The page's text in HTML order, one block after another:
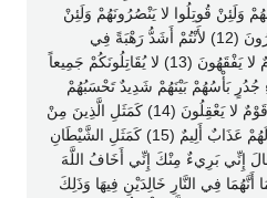
وَلَئِنْ قُوتِلُوا لا يَنْصُرُونَهُمْ وَلَئِنْ
نَصَرُوهُمْ لَيُوَلُّنَّ الأَدْبَارَ ثُمَّ لا يُنْصَرُونَ (12) لأَنْتُمْ أَشَدُّ رَهْبَةً فِي
صُدُورِهِمْ مِنْ اللَّهِ ذَلِكَ بِأَنَّهُمْ قَوْمٌ لا يَفْقَهُونَ (13) لا يُقَاتِلُونَكُمْ جَمِيعاً
بَأْسُهُمْ بَيْنَهُمْ شَدِيدٌ تَحْسَبُهُمْ
جَمِيعاً وَقُلُوبُهُمْ شَتَّى ذَلِكَ بِأَنَّهُمْ قَوْمٌ لا يَعْقِلُونَ (14) كَمَثَلِ الَّذِينَ مِنْ
قَبْلِهِمْ قَرِيباً ذَاقُوا وَبَالَ أَمْرِهِمْ وَلَهُمْ عَذَابٌ أَلِيمٌ (15) كَمَثَلِ الشَّيْطَانِ
إِنِّي بَرِيءٌ مِنْكَ إِنِّي أَخَافُ اللَّهَ
عَاقِبَتَهُمَا أَنَّهُمَا فِي النَّارِ خَالِدَيْنِ فِيهَا وَذَلِكَ